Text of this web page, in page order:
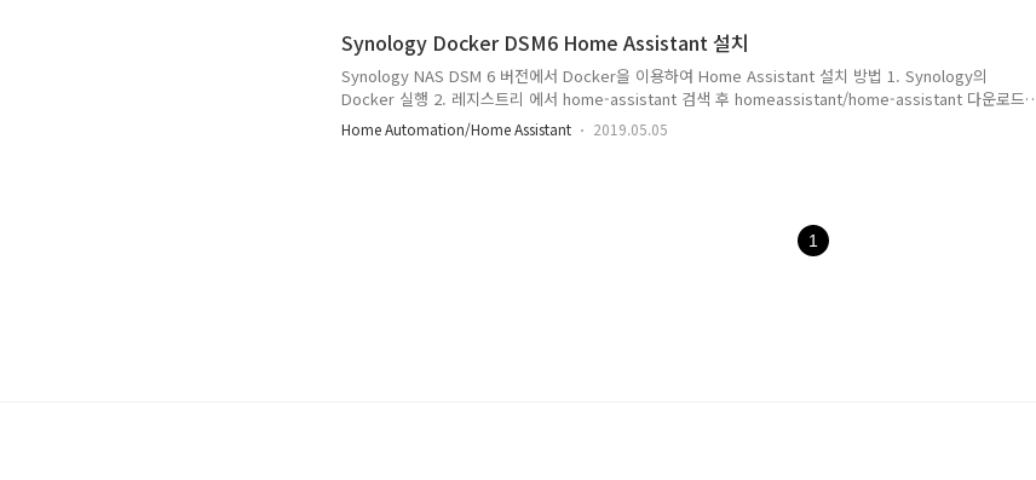
Synology Docker DSM6 Home Assistant 설치
Synology NAS DSM 6 버전에서 Docker을 이용하여 Home Assistant 설치 방법 1. Synology의
Docker 실행 2. 레지스트리 에서 home-assistant 검색 후 homeassistant/home-assistant 다운로드
후 태그 선택 화면에서 latest 선택 3. 메뉴의 이미지에 1 숫자 활성화 되고 다운로드 완료후 실행 버튼 활
성화 됨 4. 이미지의 home-assistant 더블클릭 후 컨테이너 생성 화면에서 4-1 컨테이너 이름
Home Automation/Home Assistant 2019.05.05
1